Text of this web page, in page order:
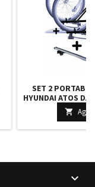
SET 2
HYUNDAI ATOS
VERSATILI
KIT

